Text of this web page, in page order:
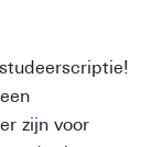
zijn voor